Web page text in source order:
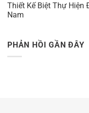
Thiết Kế Biệt Thự Hiện
Nam
PHẢN HỒI GẦN ĐÂY